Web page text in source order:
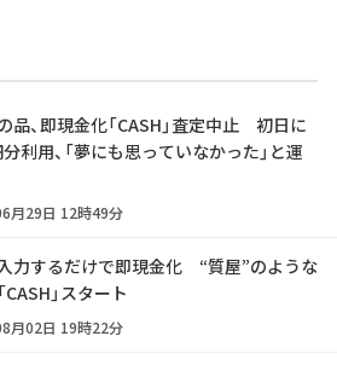
品、即現金化「CASH」査定中止 初日に
利用、「夢にも思っていなかった」と運
月29日 12時49分
力するだけで即現金化 “質屋”のような
CASH」スタート
月02日 19時22分